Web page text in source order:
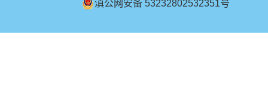
滇公网安备 53232802532351号